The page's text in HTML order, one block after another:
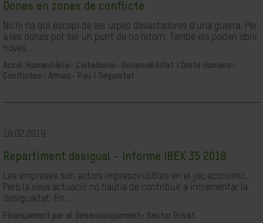
Dones en zones de conflicte
No hi ha qui escapi de les urpes devastadores d'una guerra. Per
a les dones pot ser un punt de no retorn. També els poden obrir
noves...
Acció Humanitària-
Ciutadania- Governabilitat i Drets Humans-
Conflictes- Armes- Pau i Seguretat
19.02.2019
Repartiment desigual - Informe IBEX 35 2018
Les empreses són actors imprescindibles en el joc econòmic.
Però la seva actuació no hauria de contribuir a incrementar la
desigualtat. En...
Finançament per al desenvolupament- Sector Privat